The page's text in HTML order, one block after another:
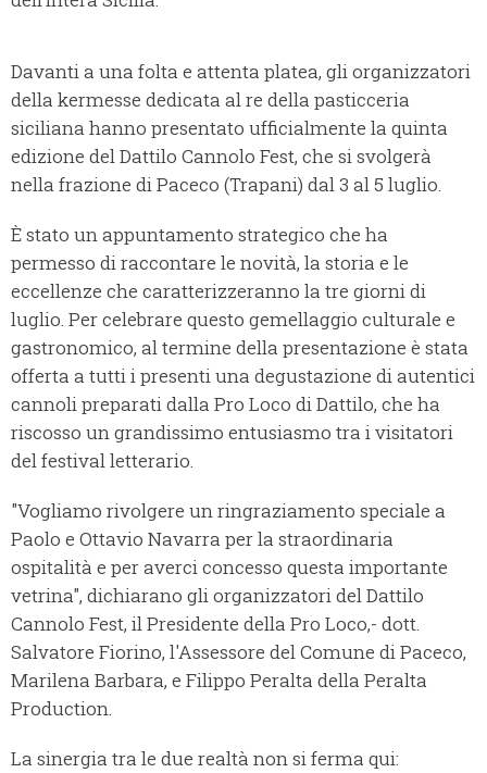
Davanti a una folta e attenta platea, gli organizzatori
della kermesse dedicata al re della pasticceria
siciliana hanno presentato ufficialmente la quinta
edizione del Dattilo Cannolo Fest, che si svolgerà
nella frazione di Paceco (Trapani) dal 3 al 5 luglio.
È stato un appuntamento strategico che ha
permesso di raccontare le novità, la storia e le
eccellenze che caratterizzeranno la tre giorni di
luglio. Per celebrare questo gemellaggio culturale e
gastronomico, al termine della presentazione è stata
offerta a tutti i presenti una degustazione di autentici
cannoli preparati dalla Pro Loco di Dattilo, che ha
riscosso un grandissimo entusiasmo tra i visitatori
del festival letterario.
"Vogliamo rivolgere un ringraziamento speciale a
Paolo e Ottavio Navarra per la straordinaria
ospitalità e per averci concesso questa importante
vetrina", dichiarano gli organizzatori del Dattilo
Cannolo Fest, il Presidente della Pro Loco,- dott.
Salvatore Fiorino, l'Assessore del Comune di Paceco,
Marilena Barbara, e Filippo Peralta della Peralta
Production.
La sinergia tra le due realtà non si ferma qui: